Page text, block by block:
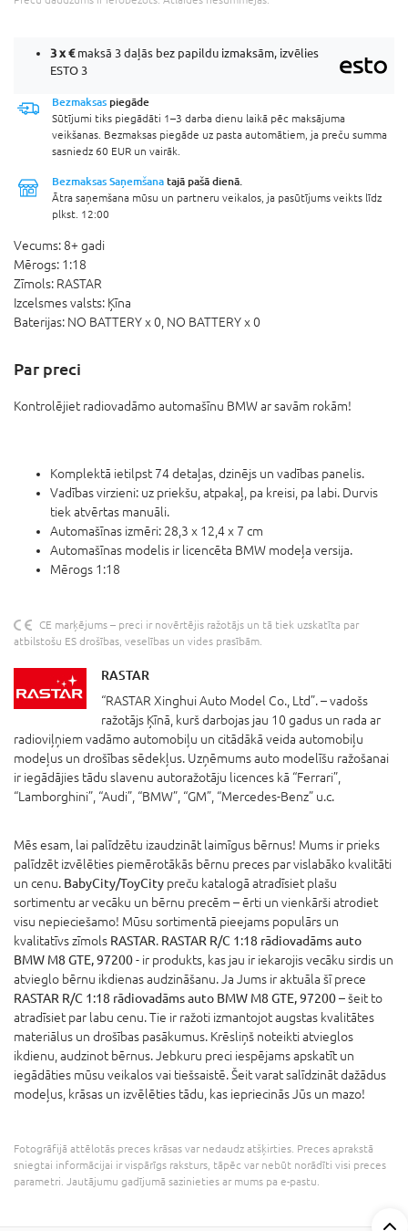
3 x€maksā 3 daļās bez papildu izmaksām, izvēlies
ESTO 3
Bezmaksas piegāde
Sūtījumi tiks piegādāti 1–3 darba dienu laikā pēc maksājuma
veikšanas. Bezmaksas piegāde uz pasta automātiem, ja preču summa
sasniedz 60 EUR un vairāk.
Bezmaksas Saņemšana tajā pašā dienā.
Ātra saņemšana mūsu un partneru veikalos, ja pasūtījums veikts līdz
plkst. 12:00
Vecums: 8+ gadi
Mērogs: 1:18
Zīmols: RASTAR
Izcelsmes valsts: Ķīna
Baterijas: NO BATTERY x 0, NO BATTERY x 0
Par preci
Kontrolējiet radiovadāmo automašīnu BMW ar savām rokām!
Komplektā ietilpst 74 detaļas, dzinējs un vadības panelis.
Vadības virzieni: uz priekšu, atpakaļ, pa kreisi, pa labi. Durvis
tiek atvērtas manuāli.
Automašīnas izmēri: 28,3 x 12,4 x 7 cm
Automašīnas modelis ir licencēta BMW modeļa versija.
Mērogs 1:18
CE marķējums – preci ir novērtējis ražotājs un tā tiek uzskatīta par
atbilstošu ES drošības, veselības un vides prasībām.
RASTAR
“RASTAR Xinghui Auto Model Co., Ltd”. – vadošs
ražotājs Ķīnā, kurš darbojas jau 10 gadus un rada ar
radioviļņiem vadāmo automobiļu un citādākā veida automobiļu
modeļus un drošības sēdekļus. Uzņēmums auto modelīšu ražošanai
ir iegādājies tādu slavenu autoražotāju licences kā “Ferrari”,
“Lamborghini”, “Audi”, “BMW”, “GM”, “Mercedes-Benz” u.c.
Mēs esam, lai palīdzētu izaudzināt laimīgus bērnus! Mums ir prieks
palīdzēt izvēlēties piemērotākās bērnu preces par vislabāko kvalitāti
un cenu. BabyCity/ToyCity preču katalogā atradīsiet plašu
sortimentu ar vecāku un bērnu precēm – ērti un vienkārši atrodiet
visu nepieciešamo! Mūsu sortimentā pieejams populārs un
kvalitatīvs zīmols RASTAR. RASTAR R/C 1:18 rādiovadāms auto
BMW M8 GTE, 97200- ir produkts, kas jau ir iekarojis vecāku sirdis un
atvieglo bērnu ikdienas audzināšanu. Ja Jums ir aktuāla šī prece
RASTAR R/C 1:18 rādiovadāms auto BMW M8 GTE, 97200– šeit to
atradīsiet par labu cenu. Tie ir ražoti izmantojot augstas kvalitātes
materiālus un drošības pasākumus. Krēsliņš noteikti atvieglos
ikdienu, audzinot bērnus. Jebkuru preci iespējams apskatīt un
iegādāties mūsu veikalos vai tiešsaistē. Šeit varat salīdzināt dažādus
modeļus, krāsas un izvēlēties tādu, kas iepriecinās Jūs un mazo!
Fotogrāfijā attēlotās preces krāsas var nedaudz atšķirties. Preces aprakstā
sniegtai informācijai ir vispārīgs raksturs, tāpēc var nebūt norādīti visi preces
parametri. Jautājumu gadījumā sazinieties ar mums pa e-pastu.